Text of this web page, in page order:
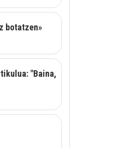
botatzen»
"Baina,